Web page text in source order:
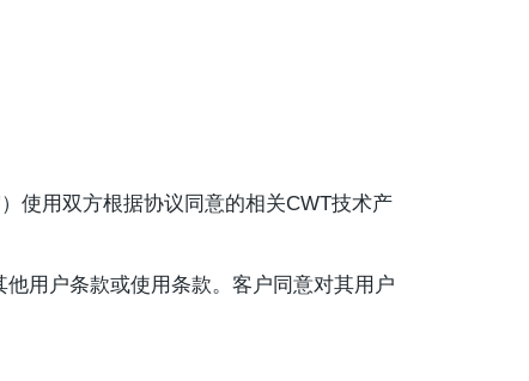
）使用双方根据协议同意的相关CWT技术产
用户条款或使用条款。客户同意对其用户